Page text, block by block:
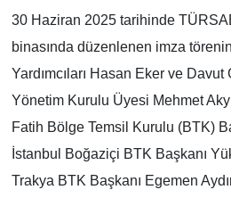
30 Haziran 2025 tarihinde
binasında düzenlenen imza
Yardımcıları Hasan Eker ve
Yönetim Kurulu Üyesi Mehmet
Fatih Bölge Temsil Kurulu (BTK)
İstanbul Boğaziçi BTK Başkanı
Trakya BTK Başkanı Egemen